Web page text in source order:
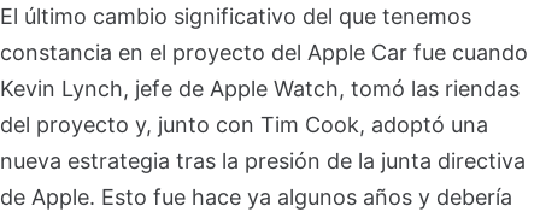
El último cambio significativo del que tenemos
constancia en el proyecto del Apple Car fue cuando
Kevin Lynch, jefe de Apple Watch, tomó las riendas
del proyecto y, junto con Tim Cook, adoptó una
nueva estrategia tras la presión de la junta directiva
de Apple. Esto fue hace ya algunos años y debería